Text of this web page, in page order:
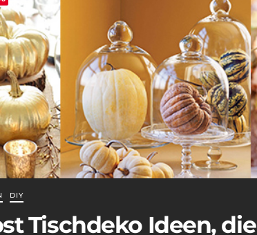
DIY
Tischdeko Ideen,